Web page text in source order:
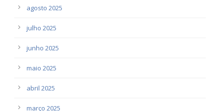
agosto 2025
julho 2025
junho 2025
maio 2025
abril 2025
março 2025